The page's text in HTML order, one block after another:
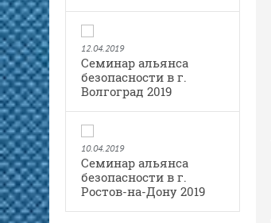
12.04.2019
Семинар альянса
безопасности в г.
Волгоград 2019
10.04.2019
Семинар альянса
безопасности в г.
Ростов-на-Дону 2019